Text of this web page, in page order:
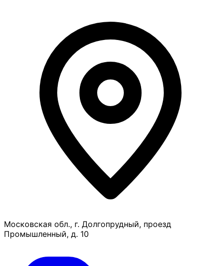
Московская обл., г. Долгопрудный, проезд
Промышленный, д. 10